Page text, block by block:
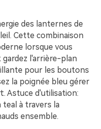
des lanternes de
Cette combinaison
lorsque vous
gardez l'arrière-plan
pour les boutons
la poignée bleu gérer
Astuce d'utilisation:
teal à travers la
ensemble.